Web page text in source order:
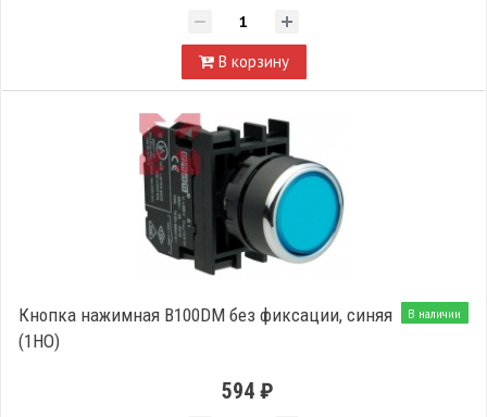
В корзину
В наличии
Кнопка нажимная B100DM без фиксации, синяя
(1НО)
594 ₽